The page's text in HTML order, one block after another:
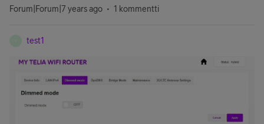
Forum|Forum|7 years ago 1 kommentti
test1